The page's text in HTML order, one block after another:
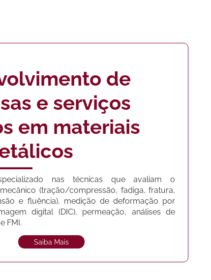
de
e serviços
em materiais
nas técnicas que avaliam o
(tração/compressão, fadiga, fratura,
e fluência), medição de deformação por
digital (DIC), permeação, análises de
FMI.
Saiba Mais